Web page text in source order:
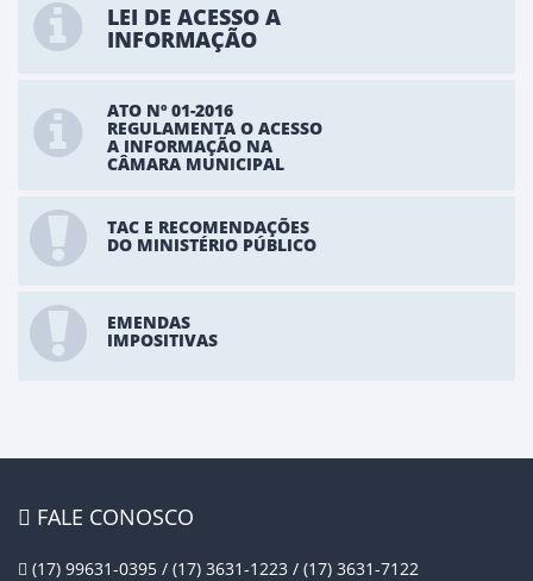
LEI DE ACESSO A
INFORMAÇÃO
ATO Nº 01-2016
REGULAMENTA O ACESSO
A INFORMAÇÃO NA
CÂMARA MUNICIPAL
TAC E RECOMENDAÇÕES
DO MINISTÉRIO PÚBLICO
EMENDAS
IMPOSITIVAS
FALE CONOSCO
(17) 99631-0395 / (17) 3631-1223 / (17) 3631-7122